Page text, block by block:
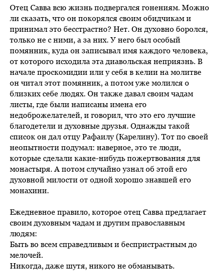
Отец Савва всю жизнь подвергался гонениям. Можно
ли сказать, что он покорялся своим обидчикам и
принимал это бесстрастно? Нет. Он духовно боролся,
только не с ними, а за них. У него был особый
помянник, куда он записывал имя каждого человека,
от которого исходила эта диавольская неприязнь. В
начале проскомидии или у себя в келии на молитве
он читал этот помянник, а потом уже молился о
близких себе людях. Он также давал своим чадам
листы, где были написаны имена его
недоброжелателей, и говорил, что это его лучшие
благодетели и духовные друзья. Однажды такой
список он дал отцу Рафаилу (Карелину). Тот по своей
неопытности подумал: наверное, это те люди,
которые сделали какие-нибудь пожертвования для
монастыря. А потом случайно узнал об этой его
духовной милости от одной хорошо знавшей его
монахини.
Ежедневное правило, которое отец Савва предлагает
своим духовным чадам и другим православным
людям:
Быть во всем справедливым и беспристрастным до
мелочей.
Никогда, даже шутя, никого не обманывать.